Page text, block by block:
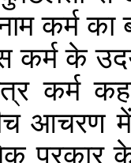
कर्म का
कर्म के
कर्म
आचरण में
प्रकार के